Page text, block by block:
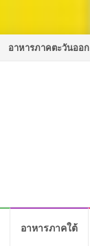
อาหารภาคตะวันออก
อาหารภาคใต้